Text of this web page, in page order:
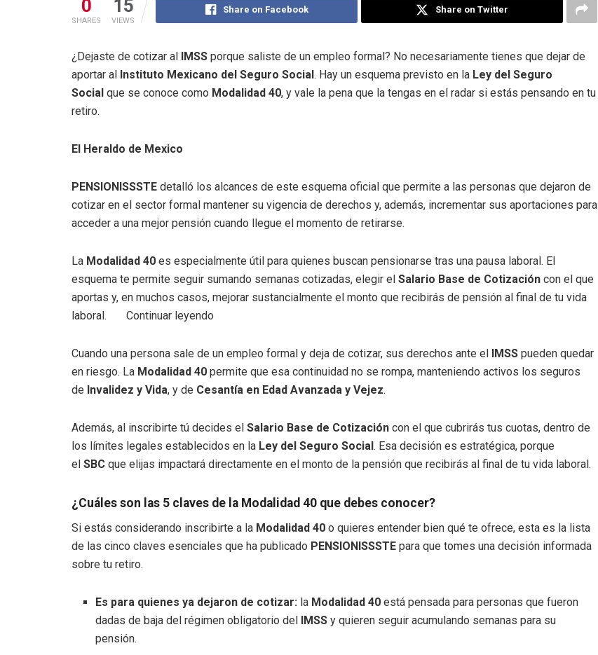
0
SHARES
15
VIEWS
Share on Facebook Share on Twitter
¿Dejaste de cotizar al IMSS porque saliste de un empleo formal? No necesariamente tienes que dejar de
aportar al
Instituto Mexicano del Seguro Social . Hay un esquema previsto en la Ley del Seguro
Social que se conoce como Modalidad 40, y vale la pena que la tengas en el radar si estás pensando en tu
retiro.
El Heraldo de Mexico
PENSIONISSSTE detalló los alcances de este esquema oficial que permite a las personas que dejaron de
cotizar en el sector formal mantener su vigencia de derechos y, además, incrementar sus aportaciones para
acceder a una mejor pensión cuando llegue el momento de retirarse.
La Modalidad 40 es especialmente útil para quienes buscan pensionarse tras una pausa laboral. El
esquema te permite seguir sumando semanas cotizadas, elegir el Salario Base de Cotización con el que
aportas y, en muchos casos, mejorar sustancialmente el monto que recibirás de pensión al final de tu vida
laboral.
Continuar leyendo
Cuando una persona sale de un empleo formal y deja de cotizar, sus derechos ante el IMSS pueden quedar
en riesgo. La Modalidad 40 permite que esa continuidad no se rompa, manteniendo activos los seguros
de Invalidez y Vida, y de Cesantía en Edad Avanzada y Vejez.
Además, al inscribirte tú decides el Salario Base de Cotización con el que cubrirás tus cuotas, dentro de
los límites legales establecidos en la Ley del Seguro Social . Esa decisión es estratégica, porque
el SBC que elijas impactará directamente en el monto de la pensión que recibirás al final de tu vida laboral.
¿Cuáles son las 5 claves de la Modalidad 40 que debes conocer?
Si estás considerando inscribirte a la Modalidad 40 o quieres entender bien qué te ofrece, esta es la lista
de las cinco claves esenciales que ha publicado PENSIONISSSTE para que tomes una decisión informada
sobre tu retiro.
Es para quienes ya dejaron de cotizar: la Modalidad 40 está pensada para personas que fueron
dadas de baja del régimen obligatorio del IMSS y quieren seguir acumulando semanas para su
pensión.